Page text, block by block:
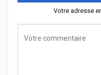
Votre adresse